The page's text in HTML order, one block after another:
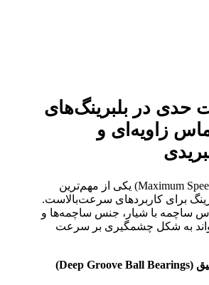
در بلبرینگ‌های
زاویه‌ای و
سرعت حدی (Maximum Speed Rating) یکی از مهم‌ترین
برای کاربردهای سرعت‌بالاست.
ساچمه با شیار، جنس ساچمه‌ها و
به شکل چشمگیری بر سرعت